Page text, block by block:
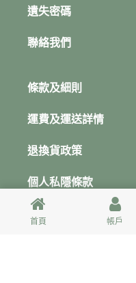
遺失密碼
聯絡我們
條款及細則
運費及運送詳情
退換貨政策
個人私隱條款
唧唧樂購由 唧唧 zik² 鉤
首頁 帳戶